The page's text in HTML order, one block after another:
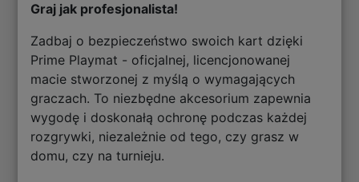
Graj jak profesjonalista!
Zadbaj o bezpieczeństwo swoich kart dzięki
Prime Playmat - oficjalnej, licencjonowanej
macie stworzonej z myślą o wymagających
graczach. To niezbędne akcesorium zapewnia
wygodę i doskonałą ochronę podczas każdej
rozgrywki, niezależnie od tego, czy grasz w
domu, czy na turnieju.